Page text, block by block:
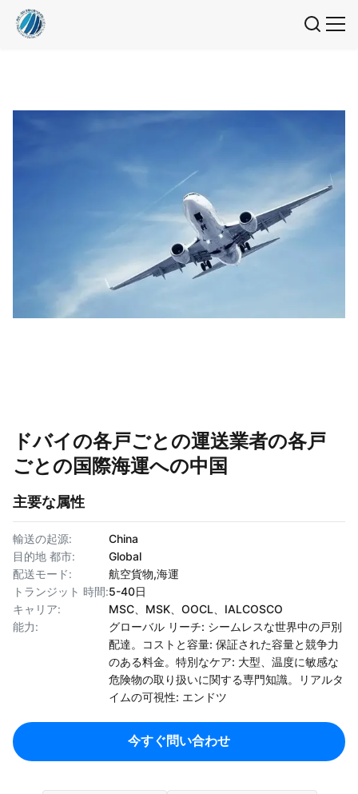
ドバイの各戸ごとの運送業者の各戸
ごとの国際海運への中国
主要な属性
輸送の起源:
China
目的地 都市:
Global
配送モード:
航空貨物,海運
トランジット 時間:5-40日
キャリア:
MSC、MSK、OOCL、IALCOSCO
能力:
グローバル リーチ: シームレスな世界中の戸別
配達。コストと容量: 保証された容量と競争力
のある料金。特別なケア: 大型、温度に敏感な
危険物の取り扱いに関する専門知識。リアルタ
イムの可視性: エンドツ
今すぐ問い合わせ